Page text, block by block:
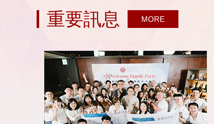
重要訊息 MORE